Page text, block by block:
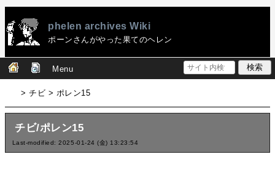
phelen archives Wiki
ポーンさんがやった果てのヘレン
Menu
> チビ > ポレン15
チビ/ポレン15
Last-modified: 2025-01-24 (金) 13:23:54